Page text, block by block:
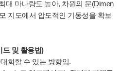
대 마나량도 높아, 차원의 문(Dimen
지도에서 압도적인 기동성을 확보
드 및 활용법)
화할 수 있는 방향임.